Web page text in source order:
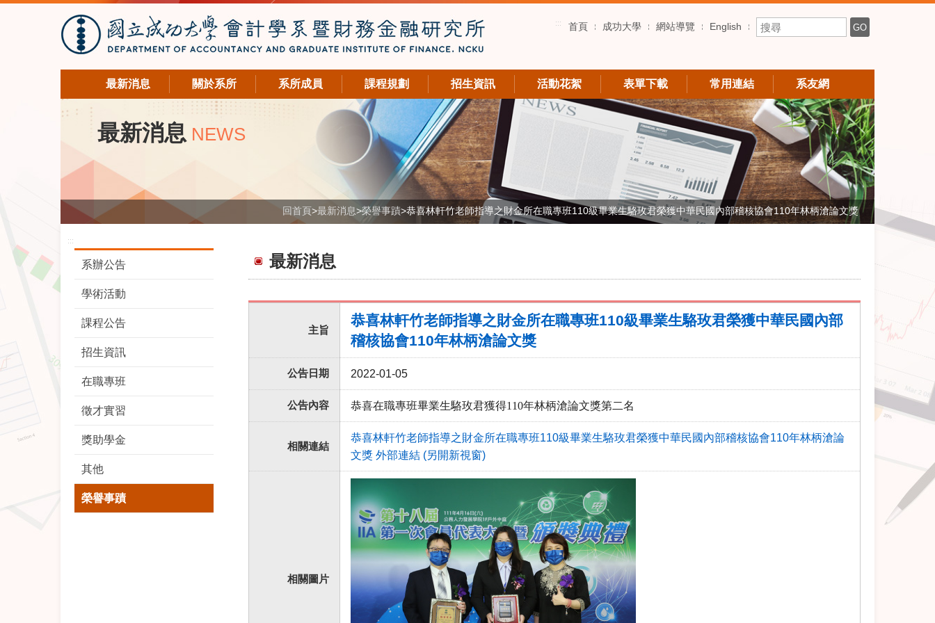
::: 首頁 成功大學 網站導覽 English 搜尋關鍵字 GO
最新消息 關於系所 系所成員 課程規劃 招生資訊 活動花絮 表單下載 常用連結 系友網
最新消息 NEWS
回首頁>最新消息>榮譽事蹟>恭喜林軒竹老師指導之財金所在職專班110級畢業生駱玫君榮獲中華民國內部稽核協會110年林柄滄論文獎
:::
系辦公告
學術活動
課程公告
招生資訊
在職專班
徵才實習
獎助學金
其他
榮譽事蹟
最新消息
主旨
恭喜林軒竹老師指導之財金所在職專班110級畢業生駱玫君榮獲中華民國內部
稽核協會110年林柄滄論文獎
公告日期 2022-01-05
公告內容 恭喜在職專班畢業生駱玫君獲得110年林柄滄論文獎第二名
相關連結
恭喜林軒竹老師指導之財金所在職專班110級畢業生駱玫君榮獲中華民國內部稽核協會110年林柄滄論
文獎 外部連結 (另開新視窗)
相關圖片